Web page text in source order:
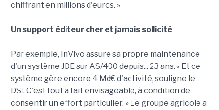
chiffrant en millions d'euros. »
Un support éditeur cher et jamais sollicité
Par exemple, InVivo assure sa propre maintenance
d'un système JDE sur AS/400 depuis... 23 ans. « Et ce
système gère encore 4 Md€ d'activité, souligne le
DSI. C'est tout à fait envisageable, à condition de
consentir un effort particulier. » Le groupe agricole a